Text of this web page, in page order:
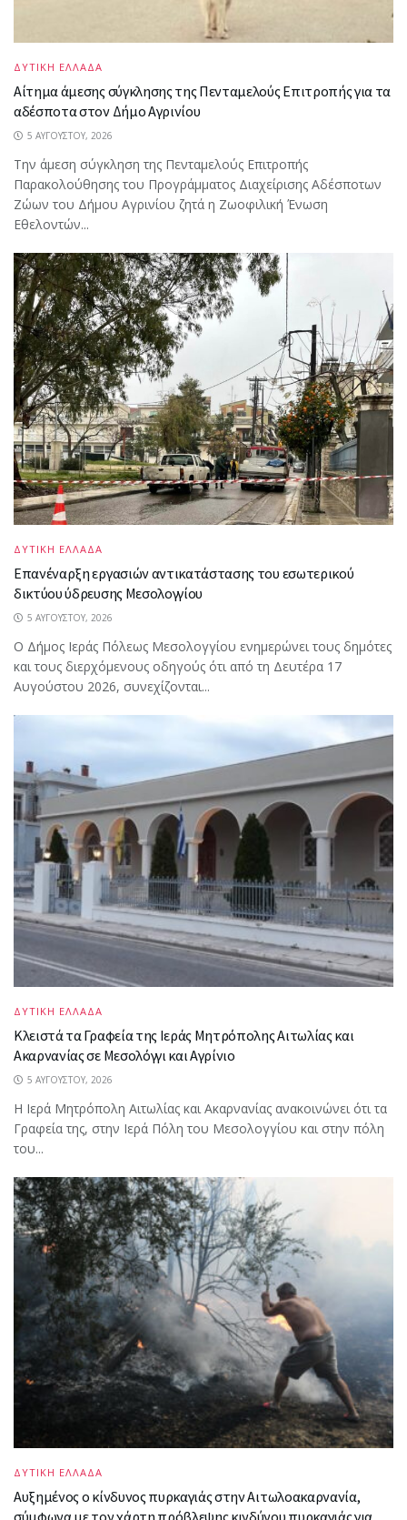
ΔΥΤΙΚΗ ΕΛΛΑΔΑ
Αίτημα άμεσης σύγκλησης της Πενταμελούς Επιτροπής για τα
αδέσποτα στον Δήμο Αγρινίου
5 ΑΥΓΟΎΣΤΟΥ, 2026
Την άμεση σύγκληση της Πενταμελούς Επιτροπής
Παρακολούθησης του Προγράμματος Διαχείρισης Αδέσποτων
Ζώων του Δήμου Αγρινίου ζητά η Ζωοφιλική Ένωση
Εθελοντών...
ΔΥΤΙΚΗ ΕΛΛΑΔΑ
Επανέναρξη εργασιών αντικατάστασης του εσωτερικού
δικτύου ύδρευσης Μεσολογγίου
5 ΑΥΓΟΎΣΤΟΥ, 2026
Ο Δήμος Ιεράς Πόλεως Μεσολογγίου ενημερώνει τους δημότες
και τους διερχόμενους οδηγούς ότι από τη Δευτέρα 17
Αυγούστου 2026, συνεχίζονται...
ΔΥΤΙΚΗ ΕΛΛΑΔΑ
Κλειστά τα Γραφεία της Ιεράς Μητρόπολης Αιτωλίας και
Ακαρνανίας σε Μεσολόγγι και Αγρίνιο
5 ΑΥΓΟΎΣΤΟΥ, 2026
Η Ιερά Μητρόπολη Αιτωλίας και Ακαρνανίας ανακοινώνει ότι τα
Γραφεία της, στην Ιερά Πόλη του Μεσολογγίου και στην πόλη
του...
ΔΥΤΙΚΗ ΕΛΛΑΔΑ
Αυξημένος ο κίνδυνος πυρκαγιάς στην Αιτωλοακαρνανία,